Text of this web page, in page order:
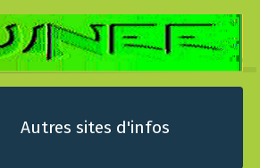
Autres sites d'infos